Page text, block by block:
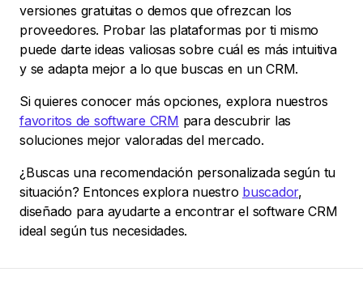
versiones gratuitas o demos que ofrezcan los
proveedores. Probar las plataformas por ti mismo
puede darte ideas valiosas sobre cuál es más intuitiva
y se adapta mejor a lo que buscas en un CRM.
Si quieres conocer más opciones, explora nuestros
favoritos de software CRM para descubrir las
soluciones mejor valoradas del mercado.
¿Buscas una recomendación personalizada según tu
situación? Entonces explora nuestro buscador,
diseñado para ayudarte a encontrar el software CRM
ideal según tus necesidades.